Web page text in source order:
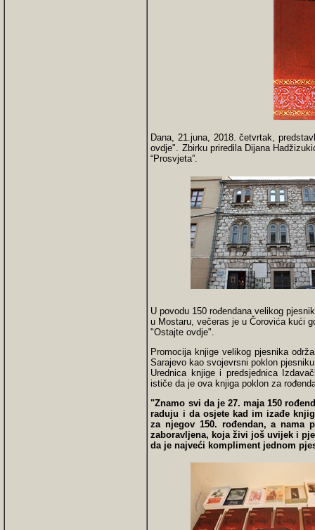
Dana, 21.juna, 2018. četvrtak,
ovdje". Zbirku priredila Dijana
“Prosvjeta”.
U povodu 150 rođendana velikog
u Mostaru, večeras je u Čorovića kući
"Ostajte ovdje".
Promocija knjige velikog pjesnika
Sarajevo kao svojevrsni poklon
Urednica knjige i predsjednica
ističe da je ova knjiga poklon za
"Znamo svi da je 27. maja 150
raduju i da osjete kad im izađe
za njegov 150. rođendan, a nama
zaboravljena, koja živi još uvijek i
da je najveći kompliment jednom